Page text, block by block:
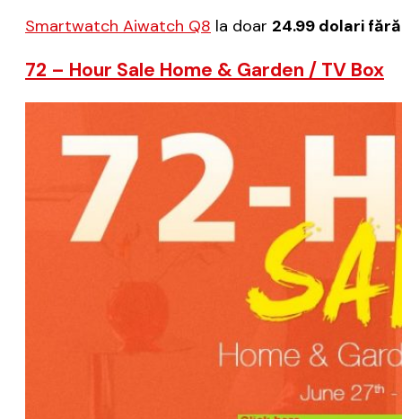
Smartwatch Aiwatch Q8 la doar 24.99 dolari fără
72 – Hour Sale Home & Garden / TV Box